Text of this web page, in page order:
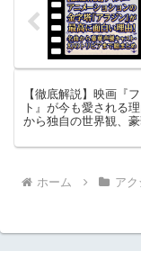
【徹底解説】映画『
ト』が今も愛される
から独自の世界観、豪
ホーム ア